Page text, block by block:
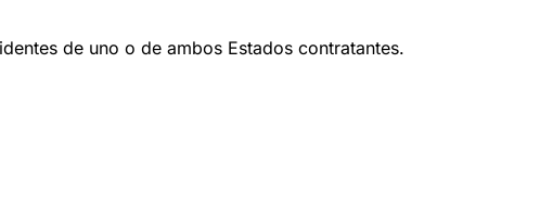
de uno o de ambos Estados contratantes.